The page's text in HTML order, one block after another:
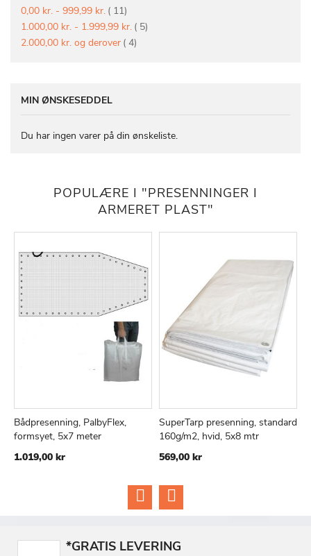
0,00 kr. - 999,99 kr. 11vare
1.000,00 kr. - 1.999,99 kr. 5vare
2.000,00 kr. og derover 4vare
MIN ØNSKESEDDEL
Du har ingen varer på din ønskeliste.
POPULÆRE I "PRESENNINGER I
ARMERET PLAST"
Læg i kurv
TILFØJSAMMENLIGN
Bådpresenning, PalbyFlex,
formsyet, 5x7 meter
1.019,00 kr
Læg i kurv
TILFØJ
SuperTarp presenning, standard
160g/m2, hvid, 5x8 mtr
569,00 kr
*GRATIS LEVERING